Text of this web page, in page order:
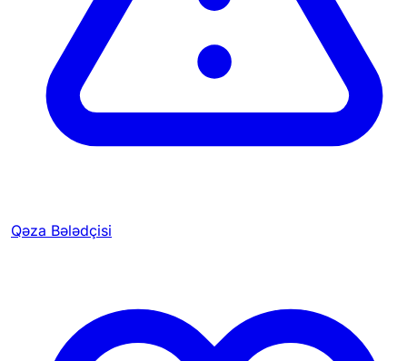
Qəza Bələdçisi